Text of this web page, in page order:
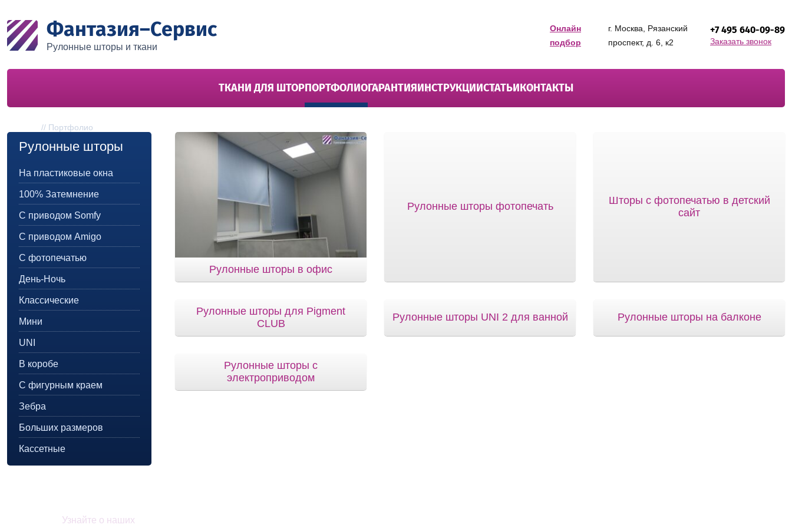
Фантазия–Сервис
Рулонные шторы и ткани
Онлайн
подбор
г. Москва, Рязанский
проспект, д. 6, к2
+7 495 640-09-89
Заказать звонок
ТКАНИ ДЛЯ ШТОРПОРТФОЛИОГАРАНТИЯИНСТРУКЦИИСТАТЬИКОНТАКТЫ
Портфолио
// Портфолио
Рулонные шторы
На пластиковые окна
100% Затемнение
С приводом Somfy
С приводом Amigo
С фотопечатью
День-Ночь
Классические
Мини
UNI
В коробе
С фигурным краем
Зебра
Больших размеров
Кассетные
Узнайте о наших
Рулонные шторы в офис
Рулонные шторы фотопечать
Шторы с фотопечатью в детский
сайт
Рулонные шторы для Pigment
CLUB
Рулонные шторы UNI 2 для ванной Рулонные шторы на балконе
Рулонные шторы с
электроприводом